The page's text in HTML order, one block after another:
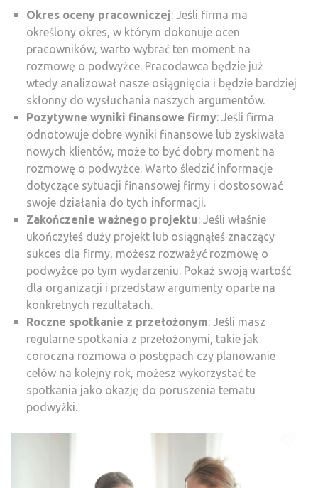
Okres oceny pracowniczej: Jeśli firma ma
określony okres, w którym dokonuje ocen
pracowników, warto wybrać ten moment na
rozmowę o podwyżce. Pracodawca będzie już
wtedy analizował nasze osiągnięcia i będzie bardziej
skłonny do wysłuchania naszych argumentów.
Pozytywne wyniki finansowe firmy: Jeśli firma
odnotowuje dobre wyniki finansowe lub zyskiwała
nowych klientów, może to być dobry moment na
rozmowę o podwyżce. Warto śledzić informacje
dotyczące sytuacji finansowej firmy i dostosować
swoje działania do tych informacji.
Zakończenie ważnego projektu: Jeśli właśnie
ukończyłeś duży projekt lub osiągnąłeś znaczący
sukces dla firmy, możesz rozważyć rozmowę o
podwyżce po tym wydarzeniu. Pokaż swoją wartość
dla organizacji i przedstaw argumenty oparte na
konkretnych rezultatach.
Roczne spotkanie z przełożonym: Jeśli masz
regularne spotkania z przełożonymi, takie jak
coroczna rozmowa o postępach czy planowanie
celów na kolejny rok, możesz wykorzystać te
spotkania jako okazję do poruszenia tematu
podwyżki.